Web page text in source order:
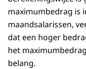
maximumbedrag is
maandsalarissen,
dat een hoger
het
belang.